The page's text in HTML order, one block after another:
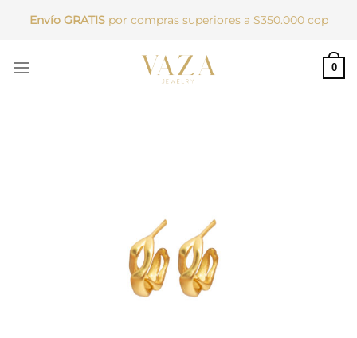
Envío GRATIS por compras superiores a $350.000 cop
0